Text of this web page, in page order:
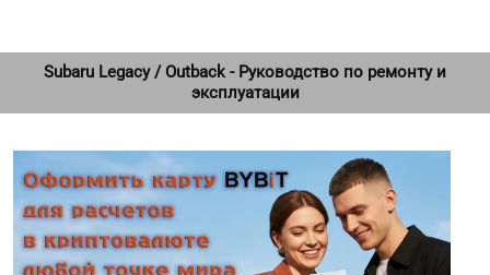
Subaru Legacy / Outback - Руководство по ремонту и
эксплуатации